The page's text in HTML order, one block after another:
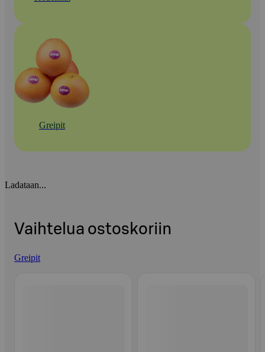
Greipit
Ladataan...
Vaihtelua ostoskoriin
Greipit